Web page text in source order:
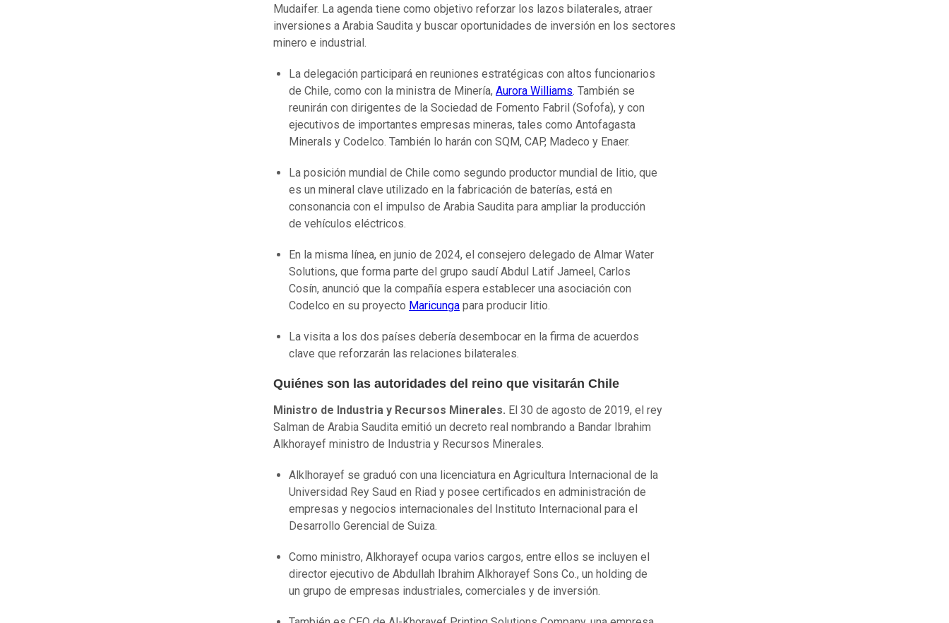
Mudaifer. La agenda tiene como objetivo reforzar los lazos bilaterales, atraer
inversiones a Arabia Saudita y buscar oportunidades de inversión en los sectores
minero e industrial.
La delegación participará en reuniones estratégicas con altos funcionarios
de Chile, como con la ministra de Minería, Aurora Williams. También se
reunirán con dirigentes de la Sociedad de Fomento Fabril (Sofofa), y con
ejecutivos de importantes empresas mineras, tales como Antofagasta
Minerals y Codelco. También lo harán con SQM, CAP, Madeco y Enaer.
La posición mundial de Chile como segundo productor mundial de litio, que
es un mineral clave utilizado en la fabricación de baterías, está en
consonancia con el impulso de Arabia Saudita para ampliar la producción
de vehículos eléctricos.
En la misma línea, en junio de 2024, el consejero delegado de Almar Water
Solutions, que forma parte del grupo saudí Abdul Latif Jameel, Carlos
Cosín, anunció que la compañía espera establecer una asociación con
Codelco en su proyecto Maricunga para producir litio.
La visita a los dos países debería desembocar en la firma de acuerdos
clave que reforzarán las relaciones bilaterales.
Quiénes son las autoridades del reino que visitarán Chile
Ministro de Industria y Recursos Minerales. El 30 de agosto de 2019, el rey
Salman de Arabia Saudita emitió un decreto real nombrando a Bandar Ibrahim
Alkhorayef ministro de Industria y Recursos Minerales.
Alklhorayef se graduó con una licenciatura en Agricultura Internacional de la
Universidad Rey Saud en Riad y posee certificados en administración de
empresas y negocios internacionales del Instituto Internacional para el
Desarrollo Gerencial de Suiza.
Como ministro, Alkhorayef ocupa varios cargos, entre ellos se incluyen el
director ejecutivo de Abdullah Ibrahim Alkhorayef Sons Co., un holding de
un grupo de empresas industriales, comerciales y de inversión.